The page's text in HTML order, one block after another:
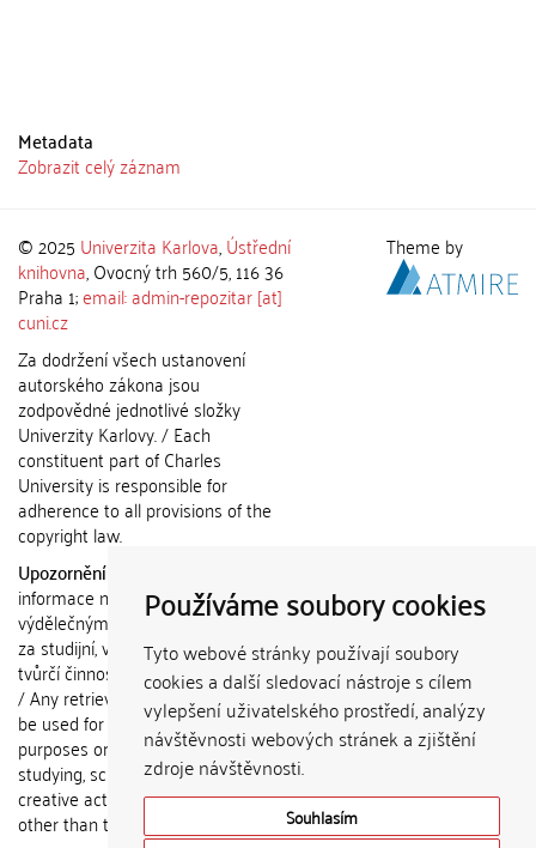
Používáme soubory cookies
Tyto webové stránky používají soubory
cookies a další sledovací nástroje s cílem
vylepšení uživatelského prostředí, analýzy
návštěvnosti webových stránek a zjištění
zdroje návštěvnosti.
Souhlasím
Metadata
Zobrazit celý záznam
© 2025 Univerzita Karlova,Ústřední
knihovna, Ovocný trh 560/5, 116 36
Praha 1;email: admin-repozitar [at]
cuni.cz
Za dodržení všech ustanovení
autorského zákona jsou
zodpovědné jednotlivé složky
Univerzity Karlovy. / Each
constituent part of Charles
University is responsible for
adherence to all provisions of the
copyright law.
Upozornění / Notice:
informace nemohou být použity k
výdělečným účelům nebo vydávány
za studijní, vědeckou nebo jinou
tvůrčí činnost jiné osoby než autora.
/ Any retrieved information shall not
be used for any commercial
purposes or claimed as results of
studying, scientific or any other
creative activities of any person
other than the author.
Theme by